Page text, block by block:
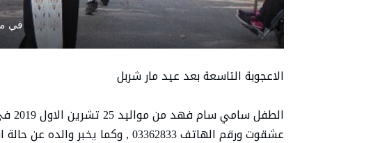
في
الاعجوبة التاسعة بعد عيد مار شربل
عشقوت ورقم الهاتف 03362833 , وكما